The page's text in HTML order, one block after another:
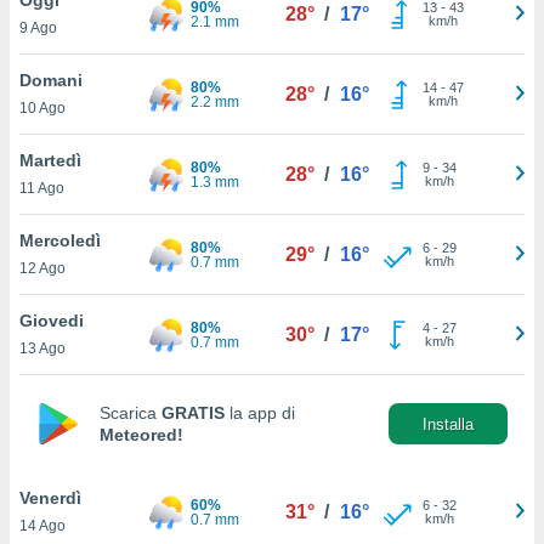
è
al sito
di
ci
di
il
un
la
nella
9 Ago
90%
2.1 mm
28° / 17° 13- 43
km/h
Domani
10 Ago
80%
2.2 mm
28° / 16° 14- 47
km/h
Martedì
11 Ago
80%
1.3 mm
28° / 16° 9- 34
km/h
Mercoledì
12 Ago
80%
0.7 mm
29° / 16° 6- 29
km/h
Giovedi
13 Ago
80%
0.7 mm
30° / 17° 4- 27
km/h
Scarica GRATIS la app di
Meteored!
Installa
Venerdì
14 Ago
60%
0.7 mm
31° / 16° 6- 32
km/h